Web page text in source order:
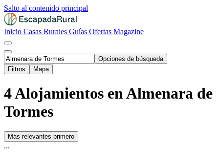
Salto al contenido principal
Inicio Casas Rurales Guías Ofertas Magazine
Opciones de búsqueda
Filtros
Mapa
4 Alojamientos en Almenara de
Tormes
Más relevantes primero
...